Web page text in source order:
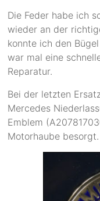
Die Feder habe ich
wieder an der
konnte ich den
war mal eine
Reparatur.
Bei der letzten
Mercedes
Emblem
Motorhaube